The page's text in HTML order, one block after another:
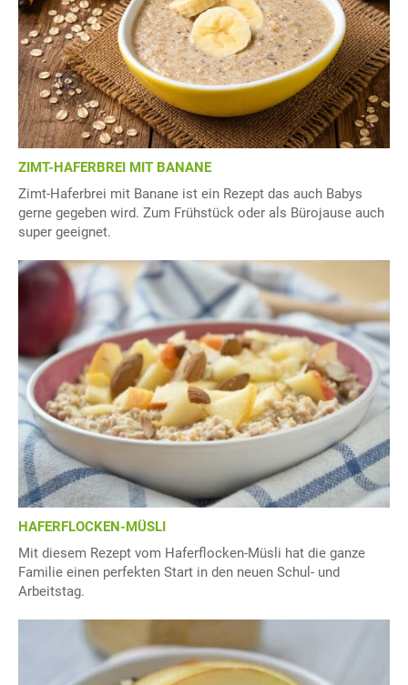
ZIMT-HAFERBREI MIT BANANE
Zimt-Haferbrei mit Banane ist ein Rezept das auch Babys
gerne gegeben wird. Zum Frühstück oder als Bürojause auch
super geeignet.
HAFERFLOCKEN-MÜSLI
Mit diesem Rezept vom Haferflocken-Müsli hat die ganze
Familie einen perfekten Start in den neuen Schul- und
Arbeitstag.